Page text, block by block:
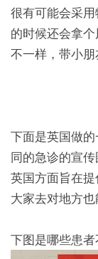
很有可能会采
的时候还会拿
不一样，带小朋
下面是英国做
同的急诊的宣
英国方面旨在提
大家去对地方
下图是哪些患